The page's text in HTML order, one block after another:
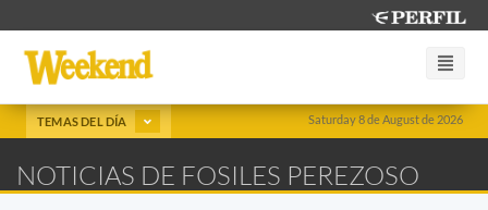
Saturday 8 de August de 2026
TEMAS DEL DÍA
NOTICIAS DE FOSILES PEREZOSO